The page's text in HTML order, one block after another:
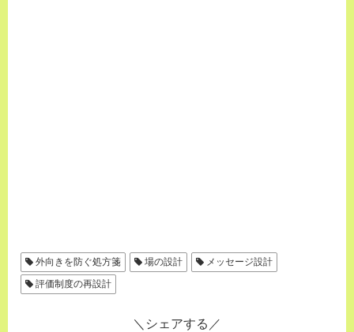
外向きを防ぐ処方箋 場の設計
メッセージ設計
評価制度の再設計
シェアする